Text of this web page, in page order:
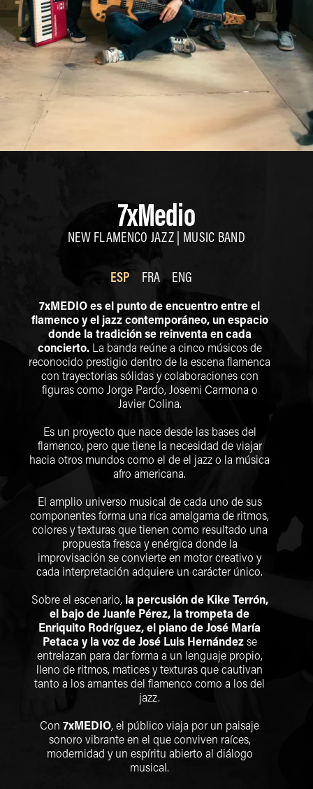
7xMedio
NEW FLAMENCO JAZZ | MUSIC BAND
ESP FRA ENG
7xMEDIO es el punto de encuentro entre el
flamenco y el jazz contemporáneo, un espacio
donde la tradición se reinventa en cada
concierto.La banda reúne a cinco músicos de
reconocido prestigio dentro de la escena flamenca
con trayectorias sólidas y colaboraciones con
figuras como Jorge Pardo, Josemi Carmona o
Javier Colina.
Es un proyecto que nace desde las bases del
flamenco, pero que tiene la necesidad de viajar
hacia otros mundos como el de el jazz o la música
afro americana.
El amplio universo musical de cada uno de sus
componentes forma una rica amalgama de ritmos,
colores y texturas que tienen como resultado una
propuesta fresca y enérgica donde la
improvisación se convierte en motor creativo y
cada interpretación adquiere un carácter único.
Sobre el escenario, la percusión de Kike Terrón,
el bajo de Juanfe Pérez, la trompeta de
Enriquito Rodríguez, el piano de José María
Petaca y la voz de José Luis Hernándezse
entrelazan para dar forma a un lenguaje propio,
lleno de ritmos, matices y texturas que cautivan
tanto a los amantes del flamenco como a los del
jazz.
Con7xMEDIO, el público viaja por un paisaje
sonoro vibrante en el que conviven raíces,
modernidad y un espíritu abierto al diálogo
musical.